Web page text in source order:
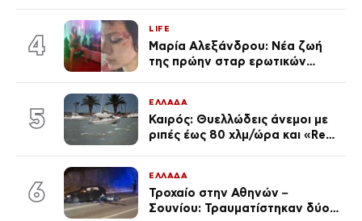
ποια είσαι σοκαρίστικα»
4
LIFE
Μαρία Αλεξάνδρου: Νέα ζωή
της πρώην σταρ ερωτικών
(Φωτογραφίες)
5
ΕΛΛΑΔΑ
Καιρός: Θυελλώδεις άνεμοι με
ριπές έως 80 χλμ/ώρα και «Red
6
ΕΛΛΑΔΑ
Τροχαίο στην Αθηνών –
Σουνίου: Τραυματίστηκαν δύο